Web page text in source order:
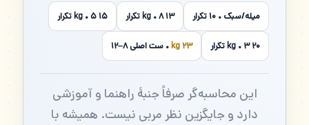
میله/سبک • ۱۰ تکرار ۱۳ kg • ۸ تکرار ۱۵ kg • ۵ تکرار
۲۰ kg • ۳ تکرار ۲۳ kg • ست اصلی ۸–۱۲
این محاسبه‌گر صرفاً جنبهٔ راهنما و آموزشی
دارد و جایگزین نظر مربی نیست. همیشه با